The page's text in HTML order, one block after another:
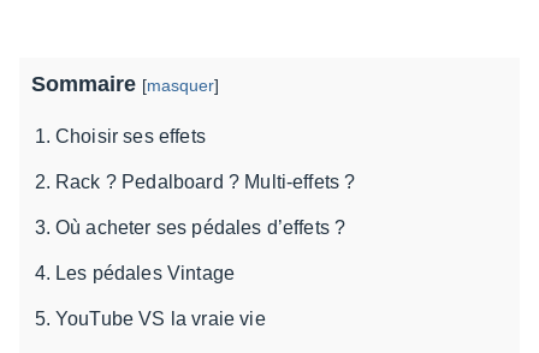
Sommaire [masquer]
Choisir ses effets
Rack ? Pedalboard ? Multi-effets ?
Où acheter ses pédales d’effets ?
Les pédales Vintage
YouTube VS la vraie vie